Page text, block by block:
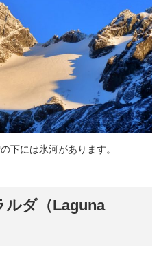
下には氷河があります。
ルダ（Laguna